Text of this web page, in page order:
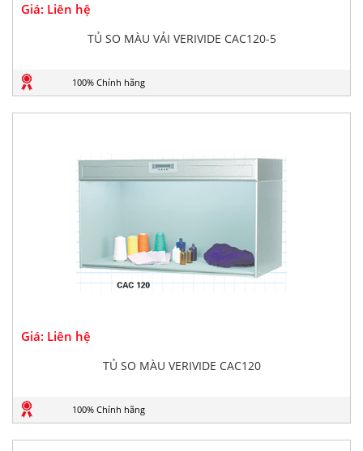
Giá: Liên hệ
TỦ SO MÀU VẢI VERIVIDE CAC120-5
100% Chính hãng
Giá: Liên hệ
TỦ SO MÀU VERIVIDE CAC120
100% Chính hãng